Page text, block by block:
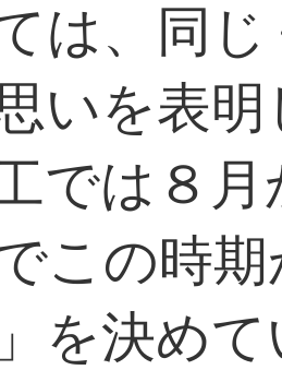
は、同
いを表
では８
この時
を決め